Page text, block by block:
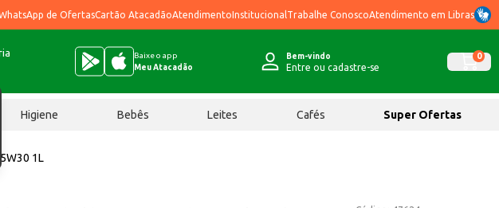
de OfertasCartão AtacadãoAtendimentoInstitucional Trabalhe ConoscoAtendimento em Libras
Baixe o app
Meu Atacadão
Bem-vindo
Entre ou cadastre-se
0
Higiene Bebês Leites Cafés Super Ofertas
1L